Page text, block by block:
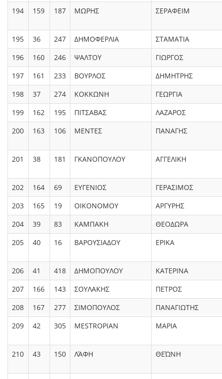
194 159 187 ΜΩΡΗΣ ΣΕΡΑΦΕΙΜ
195 36 247 ΔΗΜΟΦΕΡΛΙΑ
ΣΤΑΜΑΤΙΑ
196
160 246 ΨΑΛΤΟΥ
ΓΙΩΡΓΟΣ
197
161 233 ΒΟΥΡΛΟΣ
ΔΗΜΗΤΡΗΣ
198
37 274 ΚΟΚΚΩΝΗ
ΓΕΩΡΓΙΑ
199
162 195 ΠΙΤΣΑΒΑΣ
ΛΑΖΑΡΟΣ
200
163 106 ΜΕΝΤΕΣ ΠΑΝΑΓΗΣ
201 38 181 ΓΚΑΝΟΠΟΥΛΟΥ ΑΓΓΕΛΙΚΗ
202 164 69 ΕΥΓΕΝΙΟΣ
ΓΕΡΑΣΙΜΟΣ
203
165 19 ΟΙΚΟΝΟΜΟΥ
ΑΡΓΥΡΗΣ
204
39 83 ΚΑΜΠΑΚΗ
ΘΕΟΔΩΡΑ
205
40 16 ΒΑΡΟΥΣΙΑΔΟΥ ΕΡΙΚΑ
206 41 418 ΔΗΜΟΠΟΥΛΟΥ
ΚΑΤΕΡΙΝΑ
207
166 143 ΣΟΥΛΑΚΗΣ
ΠΕΤΡΟΣ
208
167 277 ΣΙΜΟΠΟΥΛΟΣ
ΠΑΝΑΓΙΩΤΗΣ
209
42 305 MESTROPIAN ΜΑΡΙΑ
210 43 150 ΛΆΦΗ ΘΕΏΝΗ